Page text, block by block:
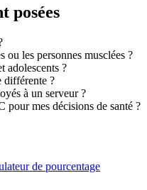
posées
les personnes musclées ?
adolescents ?
différente ?
à un serveur ?
mes décisions de santé ?
de pourcentage